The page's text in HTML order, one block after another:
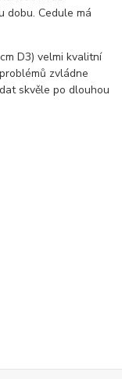
dobu. Cedule má
D3) velmi kvalitní
zvládne
skvěle po dlouhou